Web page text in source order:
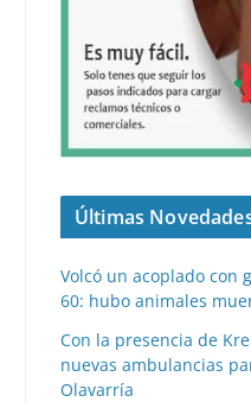
Últimas
Volcó un acoplado con
60: hubo animales
Con la presencia de
nuevas ambulancias
Olavarría